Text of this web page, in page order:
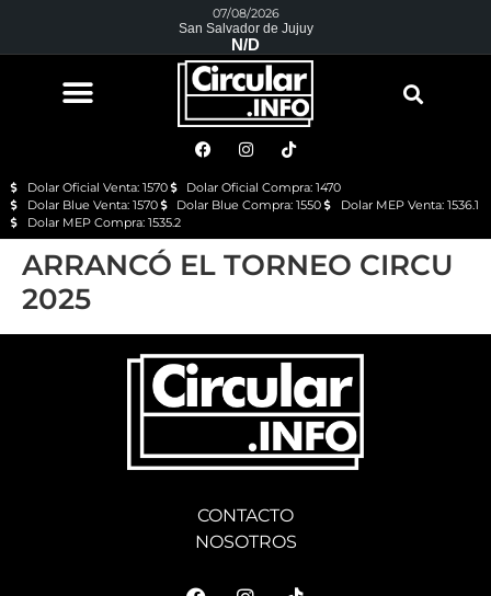
07/08/2026
San Salvador de Jujuy
N/D
Dolar Oficial Venta: 1570
Dolar Oficial Compra: 1470
Dolar Blue Venta: 1570
Dolar Blue Compra: 1550
Dolar MEP Venta: 1536.1
Dolar MEP Compra: 1535.2
ARRANCÓ EL TORNEO CIRCU
2025
CONTACTO
NOSOTROS